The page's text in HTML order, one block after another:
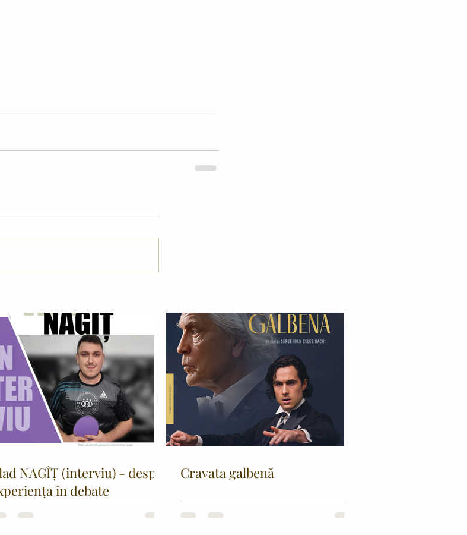
NAGÎȚ (interviu) - despre
în debate
Cravata galbenă